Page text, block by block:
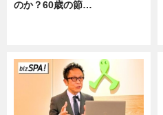
のか？60歳の節…